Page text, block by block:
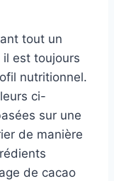
tout un
est toujours
nutritionnel.
ci-
sur une
de manière
de cacao